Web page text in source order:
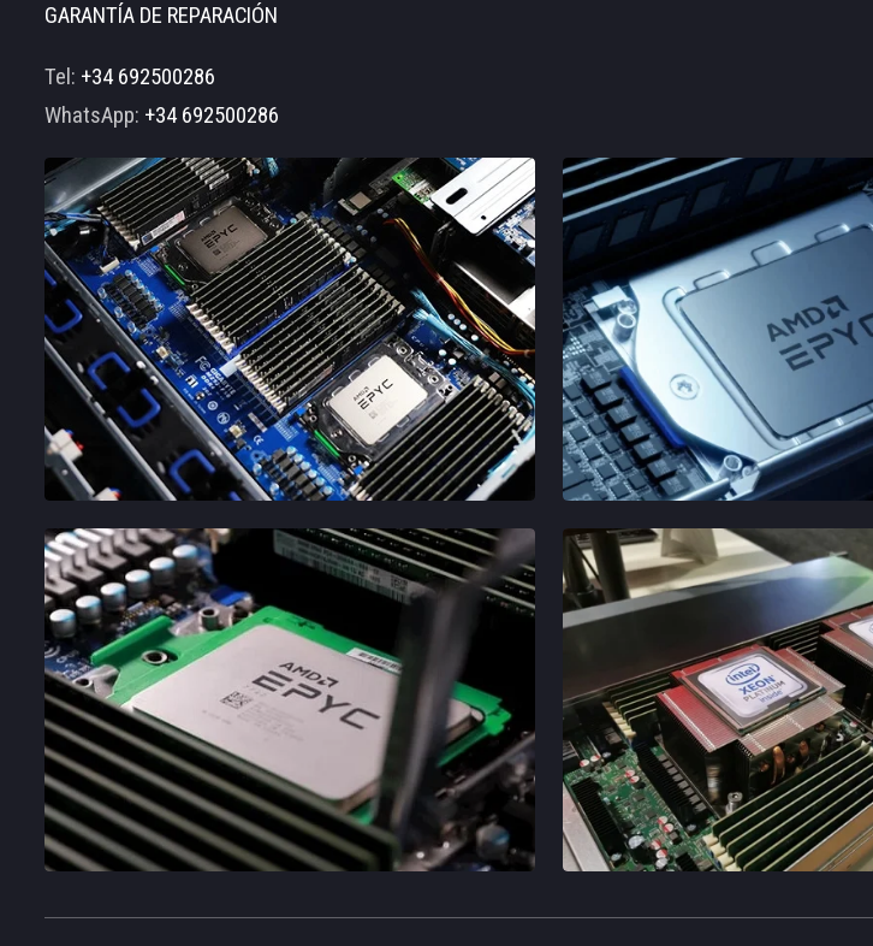
GARANTÍA DE REPARACIÓN
Tel: +34 692500286
WhatsApp: +34 692500286